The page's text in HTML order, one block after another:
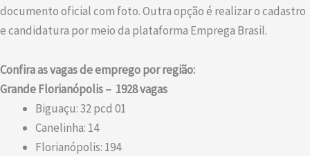
documento oficial com foto. Outra opção é realizar o cadastro
e candidatura por meio da plataforma Emprega Brasil.
Confira as vagas de emprego por região:
Grande Florianópolis – 1928 vagas
Biguaçu: 32 pcd 01
Canelinha: 14
Florianópolis: 194